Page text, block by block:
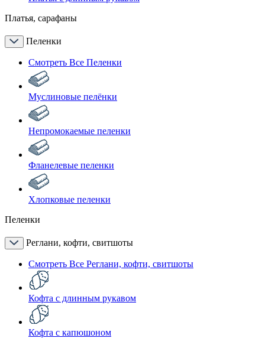
Платья, сарафаны
Пеленки
Смотреть Все Пеленки
Муслиновые пелёнки
Непромокаемые пеленки
Фланелевые пеленки
Хлопковые пеленки
Пеленки
Реглани, кофти, свитшоты
Смотреть Все Реглани, кофти, свитшоты
Кофта с длинным рукавом
Кофта с капюшоном